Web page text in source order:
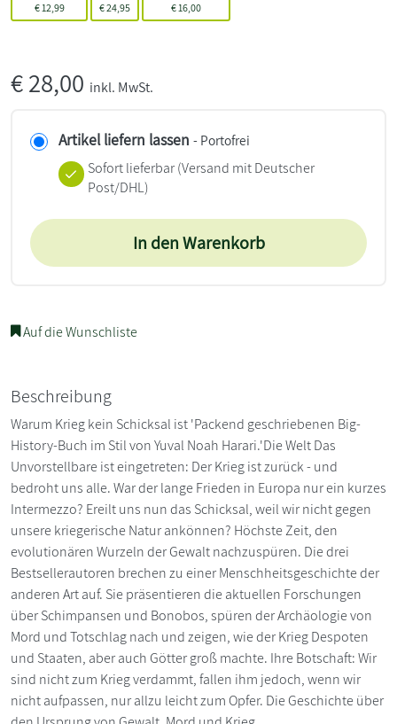
€12,99
€24,95
€16,00
€28,00 inkl. MwSt.
Artikel liefern lassen - Portofrei
Sofort lieferbar(Versand mit Deutscher
Post/DHL)
In den Warenkorb
Auf die Wunschliste
Beschreibung
Warum Krieg kein Schicksal ist 'Packend geschriebenen Big-
History-Buch im Stil von Yuval Noah Harari.'Die Welt Das
Unvorstellbare ist eingetreten: Der Krieg ist zurück - und
bedroht uns alle. War der lange Frieden in Europa nur ein kurzes
Intermezzo? Ereilt uns nun das Schicksal, weil wir nicht gegen
unsere kriegerische Natur ankönnen? Höchste Zeit, den
evolutionären Wurzeln der Gewalt nachzuspüren. Die drei
Bestsellerautoren brechen zu einer Menschheitsgeschichte der
anderen Art auf. Sie präsentieren die aktuellen Forschungen
über Schimpansen und Bonobos, spüren der Archäologie von
Mord und Totschlag nach und zeigen, wie der Krieg Despoten
und Staaten, aber auch Götter groß machte. Ihre Botschaft: Wir
sind nicht zum Krieg verdammt, fallen ihm jedoch, wenn wir
nicht aufpassen, nur allzu leicht zum Opfer. Die Geschichte über